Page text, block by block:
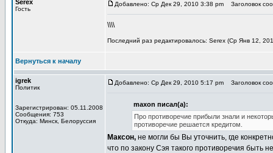
Serex
Гость
Добавлено: Ср Дек 29, 2010 3:38 pm Заголовок
\\\\
Последний раз редактировалось: Serex (Ср Янв 12,
Вернуться к началу
igrek
Политик
Зарегистрирован: 05.11.2008
Сообщения: 753
Откуда: Минск, Белоруссия
Добавлено: Ср Дек 29, 2010 5:17 pm Заголовок
maxon писал(а):
Про противоречие прибыли знали и
противоречие решается кредитом.
Максон, не могли бы Вы уточнить, где
что по закону Сэя такого противоречия быть